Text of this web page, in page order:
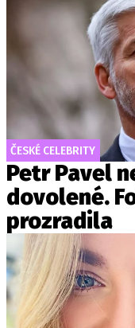
ČESKÉ CELEBRITY
Petr Pavel
dovolené.
prozradila